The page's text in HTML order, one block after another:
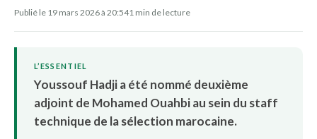
Publié le 19 mars 2026 à 20:541 min de lecture
L’ESSENTIEL
Youssouf Hadji a été nommé deuxième
adjoint de Mohamed Ouahbi au sein du staff
technique de la sélection marocaine.